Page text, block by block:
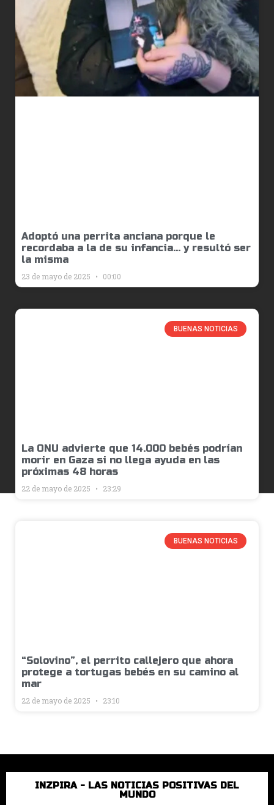
Adoptó una perrita anciana porque le
recordaba a la de su infancia… y resultó ser
la misma
23 de mayo de 2025 00:00
BUENAS NOTICIAS
La ONU advierte que 14.000 bebés podrían
morir en Gaza si no llega ayuda en las
próximas 48 horas
22 de mayo de 2025 23:29
BUENAS NOTICIAS
“Solovino”, el perrito callejero que ahora
protege a tortugas bebés en su camino al
mar
22 de mayo de 2025 23:10
INZPIRA - LAS NOTICIAS POSITIVAS DEL
MUNDO